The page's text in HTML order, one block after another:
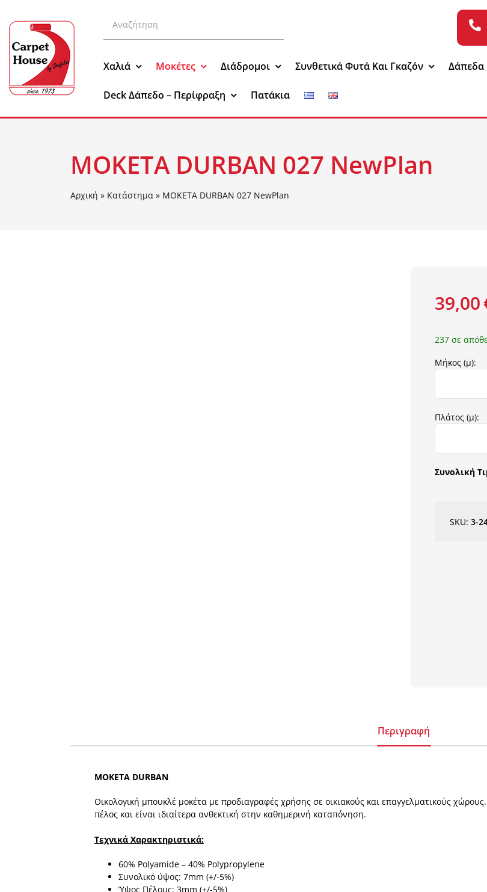
περιεχόμενο
για:
Χαλιά Μοκέτες Διάδρομοι Συνθετικά Φυτά Και Γκαζόν Δάπεδα
Deck Δάπεδο – Περίφραξη Πατάκια
ΜΟΚΕΤΑ DURBAN 027 NewPlan
Αρχική » Κατάστημα » ΜΟΚΕΤΑ DURBAN 027 NewPlan
39,00
237 σε
Μήκος (μ):
Πλάτος (μ):
Συνολική
SKU:3-
Περιγραφή
ΜΟΚΕΤΑ DURBAN
Οικολογική μπουκλέ μοκέτα με προδιαγραφές χρήσης σε οικιακούς και επαγγελματικούς
πέλος και είναι ιδιαίτερα ανθεκτική στην καθημερινή καταπόνηση.
Τεχνικά Χαρακτηριστικά:
60% Polyamide – 40% Polypropylene
Συνολικό ύψος: 7mm (+/-5%)
Ύψος Πέλους: 3mm (+/-5%)